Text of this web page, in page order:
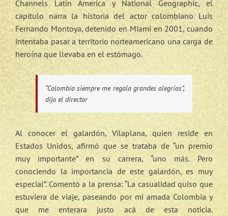
Channels Latin America y National Geographic, el
capítulo narra la historia del actor colombiano Luis
Fernando Montoya, detenido en Miami en 2001, cuando
intentaba pasar a territorio norteamericano una carga de
heroína que llevaba en el estómago.
“Colombia siempre me regala grandes alegrías”,
dijo el director
Al conocer el galardón, Vilaplana, quien reside en
Estados Unidos, afirmó que se trataba de “un premio
muy importante” en su carrera, “uno más. Pero
conociendo la importancia de este galardón, es muy
especial”. Comentó a la prensa: “La casualidad quiso que
estuviera de viaje, paseando por mi amada Colombia y
que me enterara justo acá de esta noticia.